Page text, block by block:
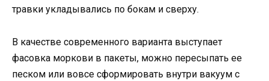
травки укладывались по бокам и сверху.
В качестве современного варианта выступает
фасовка моркови в пакеты, можно пересыпать ее
песком или вовсе сформировать внутри вакуум с